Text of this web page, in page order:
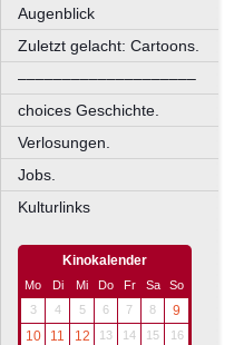
Augenblick
Zuletzt gelacht: Cartoons.
––––––––––––––––––––
choices Geschichte.
Verlosungen.
Jobs.
Kulturlinks
Kinokalender
Mo Di Mi Do Fr Sa
So
3
4 5 6 7 8
9
10
11 12 13 14 15 16